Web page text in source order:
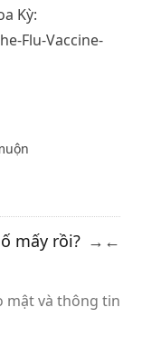
Kỳ:
Flu-Vaccine-
mấy rồi? → ←
mật và thông tin